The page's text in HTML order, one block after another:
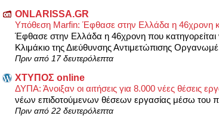
ONLARISSA.GR
Υπόθεση Marfin: Έφθασε στην Ελλάδα η 46χρονη
Έφθασε στην Ελλάδα η 46χρονη που
Κλιμάκιο της Διεύθυνσης Αντιμετώπισης
Πριν από 17 δευτερόλεπτα
XΤΥΠΟΣ online
ΔΥΠΑ: Άνοιξαν οι αιτήσεις για 8.000 νέες θέσεις
νέων επιδοτούμενων θέσεων εργασίας μέσω του
Πριν από 22 δευτερόλεπτα